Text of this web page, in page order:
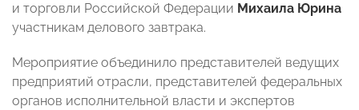
и торговли Российской Федерации Михаила Юрина
участникам делового завтрака.
Мероприятие объединило представителей ведущих
предприятий отрасли, представителей федеральных
органов исполнительной власти и экспертов